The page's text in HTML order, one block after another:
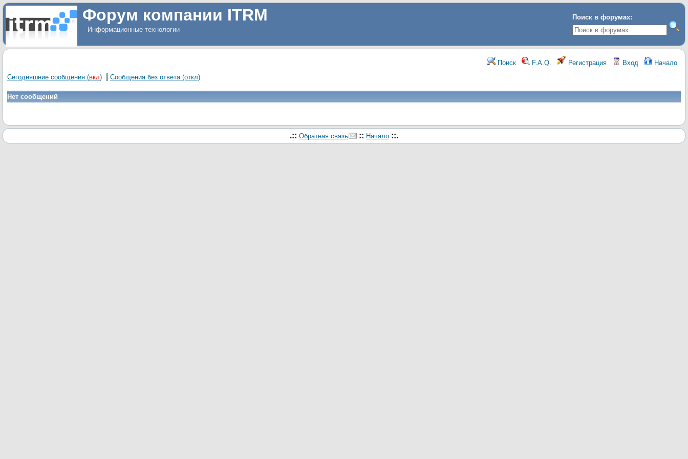
Поиск в форумах:
Форум компании ITRM
Информационные технологии
Поиск F.A.Q. Регистрация Вход
Начало
Сегодняшние сообщения (вкл) Сообщения без ответа (откл)
Нет сообщений
.:: Обратная связь :: Начало ::.